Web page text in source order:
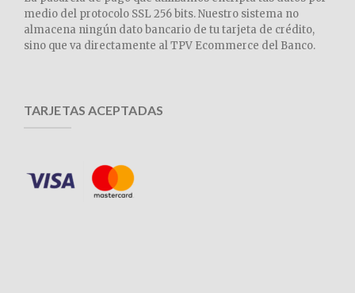
medio del protocolo SSL 256 bits. Nuestro sistema no
almacena ningún dato bancario de tu tarjeta de crédito,
sino que va directamente al TPV Ecommerce del Banco.
TARJETAS ACEPTADAS